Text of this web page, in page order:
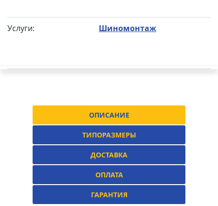
Услуги: Шиномонтаж
ОПИСАНИЕ
ТИПОРАЗМЕРЫ
ДОСТАВКА
ОПЛАТА
ГАРАНТИЯ